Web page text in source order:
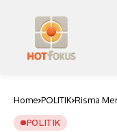
Home POLITIK Risma
POLITIK